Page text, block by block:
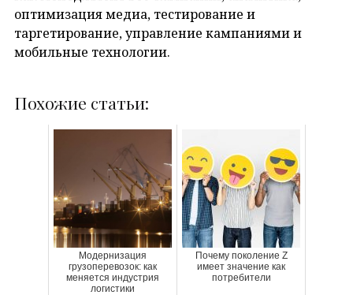
оптимизация медиа, тестирование и
таргетирование, управление кампаниями и
мобильные технологии.
Похожие статьи:
Модернизация
грузоперевозок: как
меняется индустрия
логистики
Почему поколение Z
имеет значение как
потребители